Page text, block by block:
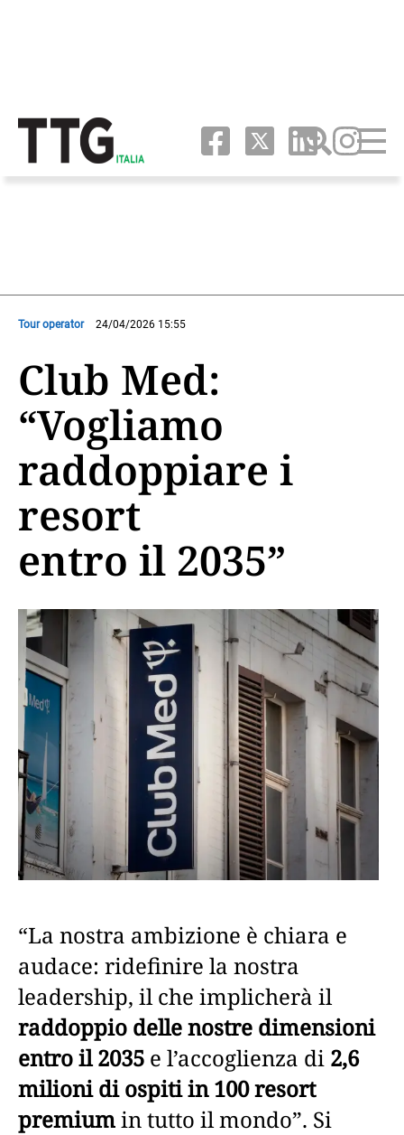
Tour operator 24/04/2026 15:55
Club Med:
“Vogliamo
raddoppiare i
resort
entro il 2035”
“La nostra ambizione è chiara e
audace: ridefinire la nostra
leadership, il che implicherà il
raddoppio delle nostre dimensioni
entro il 2035 e l’accoglienza di 2,6
milioni di ospiti in 100 resort
premiumin tutto il mondo”. Si